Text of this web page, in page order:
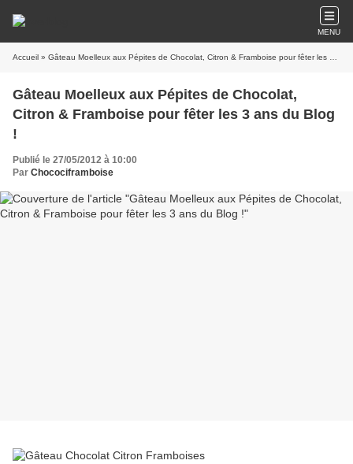
MENU
Accueil » Gâteau Moelleux aux Pépites de Chocolat, Citron & Framboise pour fêter les 3 ans du Blog !
Gâteau Moelleux aux Pépites de Chocolat,
Citron & Framboise pour fêter les 3 ans du Blog
!
Publié le 27/05/2012 à 10:00
Par Chocociframboise